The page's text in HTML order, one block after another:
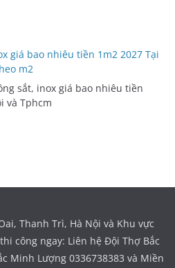
giá bao nhiêu tiền 1m2 2027 Tại
m2
sắt, inox giá bao nhiêu tiền
và Tphcm
Thanh Trì, Hà Nội và Khu vực
công ngay: Liên hệ Đội Thợ Bắc
Minh Lượng 0336738383 và Miền